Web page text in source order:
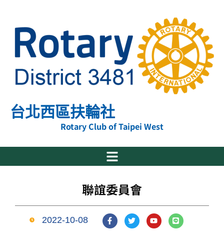
台北西區扶輪社
Rotary Club of Taipei West
聯誼委員會
2022-10-08 F
a
c
T
w
i
Y
o
u
L
i
n